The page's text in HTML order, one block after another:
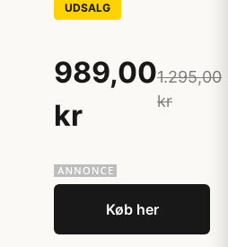
UDSALG
989,00
kr
1.295,00
kr
Køb her